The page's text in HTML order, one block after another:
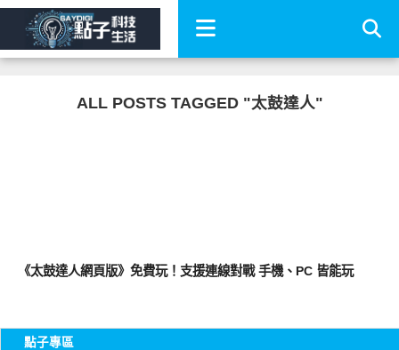
ALL POSTS TAGGED "太鼓達人"
《太鼓達人網頁版》免費玩！支援連線對戰 手機、PC 皆能玩
點子專區